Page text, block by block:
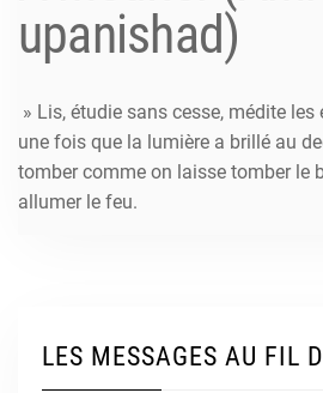
upanishad)
» Lis, étudie sans cesse, médite
une fois que la lumière a brillé au
tomber comme on laisse tomber le
allumer le feu.
LES MESSAGES AU FIL